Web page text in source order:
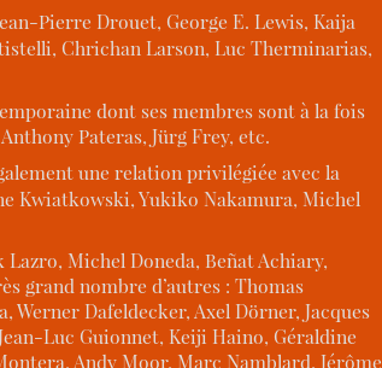
Pierre Drouet, George E. Lewis, Kaija
Chrichan Larson, Luc Therminarias,
dont ses membres sont à la fois
Pateras, Jürg Frey, etc.
une relation privilégiée avec la
Kwiatkowski, Yukiko Nakamura, Michel
Michel Doneda, Beñat Achiary,
grand nombre d’autres : Thomas
Dafeldecker, Axel Dörner, Jacques
Luc Guionnet, Keiji Haino, Géraldine
Andy Moor, Marc Namblard, Jérôme